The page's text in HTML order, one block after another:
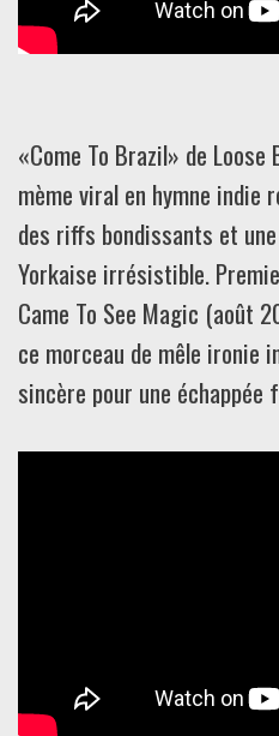
«Come To Brazil» de
mème viral en hymne indie
des riffs bondissants et
Yorkaise irrésistible.
Came To See Magic (août
ce morceau de mêle ironie
sincère pour une échappée